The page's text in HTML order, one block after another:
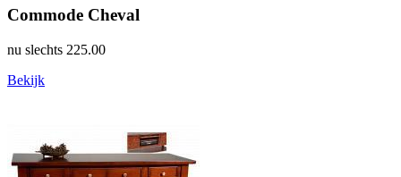
Commode Cheval
nu slechts 225.00
Bekijk